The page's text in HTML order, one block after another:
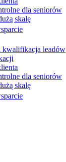
dla seniorów
skalę
kwalifikacja leadów
dla seniorów
skalę